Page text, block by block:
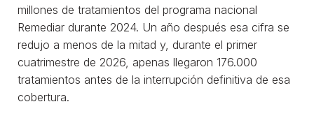
millones de tratamientos del programa nacional
Remediar durante 2024. Un año después esa cifra se
redujo a menos de la mitad y, durante el primer
cuatrimestre de 2026, apenas llegaron 176.000
tratamientos antes de la interrupción definitiva de esa
cobertura.